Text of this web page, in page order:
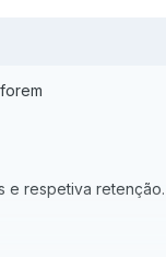
e respetiva